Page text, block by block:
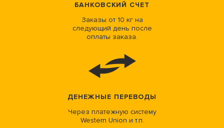
БАНКОВСКИЙ СЧЕТ
Заказы от 10 кг на
следующий день после
оплаты заказа.
ДЕНЕЖНЫЕ ПЕРЕВОДЫ
Через платежную систему
Western Union и т.п.